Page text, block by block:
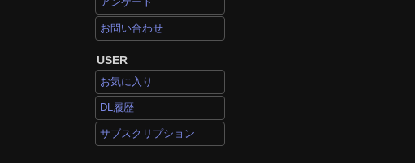
お問い合わせ
USER
お気に入り
DL履歴
サブスクリプション